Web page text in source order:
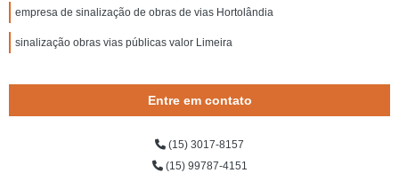
empresa de sinalização de obras de vias Hortolândia
sinalização obras vias públicas valor Limeira
Entre em contato
(15) 3017-8157
(15) 99787-4151